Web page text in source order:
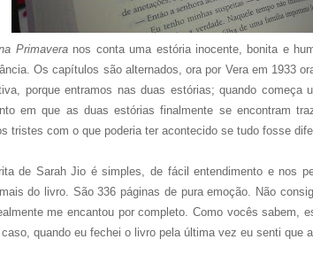
Primaveranos conta uma estória inocente, bonita e
Os capítulos são alternados, ora por Vera em 1933
porque entramos nas duas estórias; quando
em que as duas estórias finalmente se encontram
tristes com o que poderia ter acontecido se tudo fosse
de Sarah Jio é simples, de fácil entendimento e nos
do livro. São 336 páginas de pura emoção. Não
me encantou por completo. Como vocês sabem,
quando eu fechei o livro pela última vez eu senti que